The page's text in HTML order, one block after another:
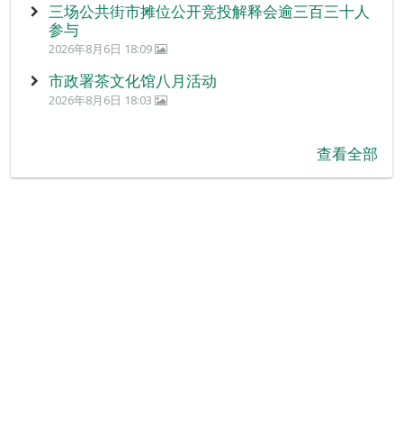
三场公共街市摊位公开竞投解释会逾三百三十人
参与
2026年8月6日 18:09
市政署茶文化馆八月活动
2026年8月6日 18:03
查看全部